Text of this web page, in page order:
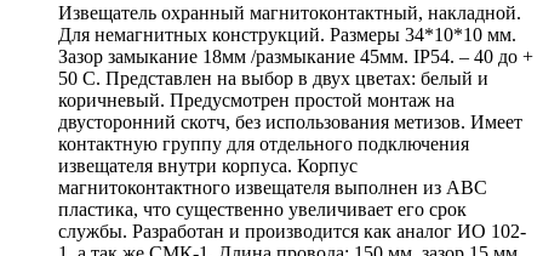
Извещатель охранный магнитоконтактный, накладной.
Для немагнитных конструкций. Размеры 34*10*10 мм.
Зазор замыкание 18мм /размыкание 45мм. IP54. – 40 до +
50 С. Представлен на выбор в двух цветах: белый и
коричневый. Предусмотрен простой монтаж на
двусторонний скотч, без использования метизов. Имеет
контактную группу для отдельного подключения
извещателя внутри корпуса. Корпус
магнитоконтактного извещателя выполнен из ABC
пластика, что существенно увеличивает его срок
службы. Разработан и производится как аналог ИО 102-